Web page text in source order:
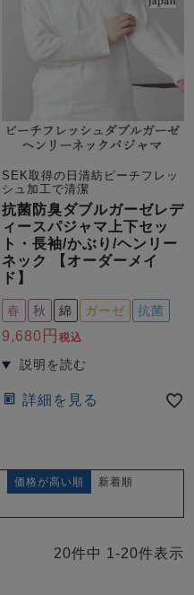
SEK取得の日清紡ピーチフレッ
シュ加工で清潔
抗菌防臭ダブルガーゼレデ
ィースパジャマ上下セッ
ト・長袖/かぶり/ヘンリー
ネック 【オーダーメイ
ド】
春 秋 綿 ガーゼ 抗菌
9,680 税込
詳細を見る
価格が高い順
新着順
20件中 1 -20件表示